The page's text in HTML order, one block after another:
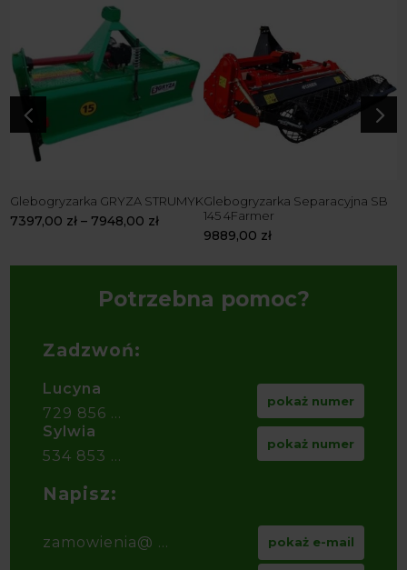
4
Glebogryzarka GRYZA STRUMYK
7397,00 zł – 7948,00 zł
Glebogryzarka Separacyjna SB
145 4Farmer
9889,00 zł
5
Potrzebna pomoc?
Zadzwoń:
Lucyna
729 856 ...
pokaż numer
Sylwia
534 853 ...
pokaż numer
Napisz:
zamowienia@ ... pokaż e-mail